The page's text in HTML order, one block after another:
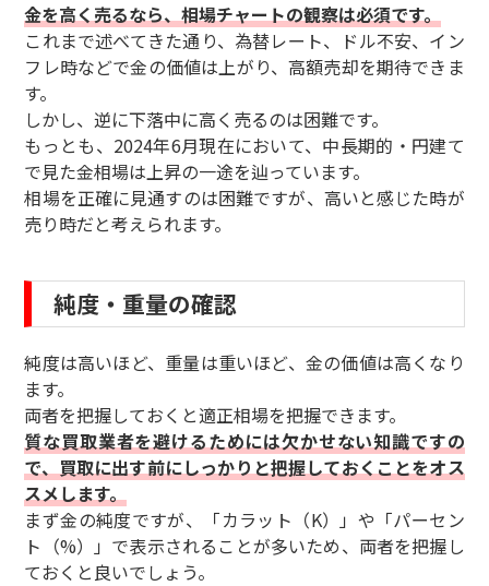
金を高く売るなら、相場チャートの観察は必須です。
これまで述べてきた通り、為替レート、ドル不安、イン
フレ時などで金の価値は上がり、高額売却を期待できま
す。
しかし、逆に下落中に高く売るのは困難です。
もっとも、2024年6月現在において、中長期的・円建て
で見た金相場は上昇の一途を辿っています。
相場を正確に見通すのは困難ですが、高いと感じた時が
売り時だと考えられます。
純度・重量の確認
純度は高いほど、重量は重いほど、金の価値は高くなり
ます。
両者を把握しておくと適正相場を把握できます。
質な買取業者を避けるためには欠かせない知識ですの
で、買取に出す前にしっかりと把握しておくことをオス
スメします。
まず金の純度ですが、「カラット（K）」や「パーセン
ト（%）」で表示されることが多いため、両者を把握し
ておくと良いでしょう。